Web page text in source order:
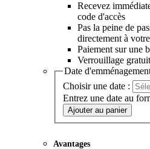
Recevez
code d'accès
Pas la peine de
directement à
Paiement sur une
Verrouillage
Date
Choisir une date :
Entrez une date au
Ajouter au panier
Avantages